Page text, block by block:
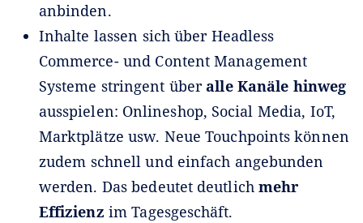
anbinden.
Inhalte lassen sich über Headless
Commerce- und Content Management
Systeme stringent überalle Kanäle hinweg
ausspielen: Onlineshop, Social Media, IoT,
Marktplätze usw. Neue Touchpoints können
zudem schnell und einfach angebunden
werden. Das bedeutet deutlichmehr
Effizienz im Tagesgeschäft.